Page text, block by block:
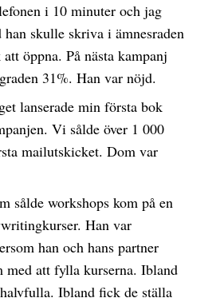
i 10 minuter och jag
han skulle skriva i ämnesraden
öppna. På nästa kampanj
31%. Han var nöjd.
lanserade min första bok
Vi sålde över 1 000
mailutskicket. Dom var
sålde workshops kom på en
Han var
han och hans partner
med att fylla kurserna. Ibland
Ibland fick de ställa